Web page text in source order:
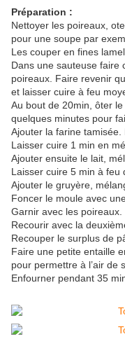
Préparation :
Nettoyer les poireaux,
pour une soupe par
Les couper en fines
Dans une sauteuse faire
poireaux. Faire revenir
et laisser cuire à feu
Au bout de 20min, ôter
quelques minutes pour
Ajouter la farine tamisée.
Laisser cuire 1 min en
Ajouter ensuite le lait,
Laisser cuire 5 min à feu
Ajouter le gruyère,
Foncer le moule avec
Garnir avec les poireaux.
Recourir avec la
Recouper le surplus de
Faire une petite entaille
pour permettre à l’air de
Enfourner pendant 35